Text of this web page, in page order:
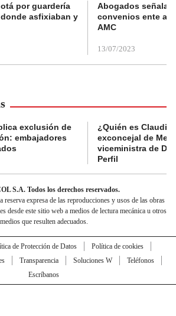
por guardería
asfixiaban y
Abogados
convenios ente
AMC
13/07/2023
exclusión de
embajadores
¿Quién es Claudia
exconcejal de
viceministra de
Perfil
S.A. Todos los derechos reservados.
expresa de las reproducciones y usos de las obras
desde este sitio web a medios de lectura mecánica u otros
medios que resulten adecuados.
de Protección de Datos
Política de cookies
Transparencia Soluciones W
Teléfonos
Escríbanos